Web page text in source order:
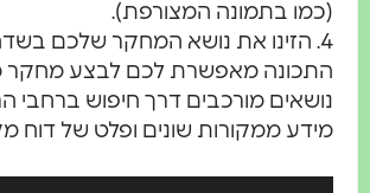
בתמונה המצורפת).
מאפשרת לכם לבצע מחקר
מורכבים דרך חיפוש ברחבי הרשת,
ממקורות שונים ופלט של דוח מקיף